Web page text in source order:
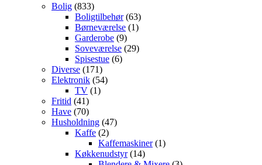
Bolig (833)
Boligtilbehør(63)
Børneværelse (1)
Garderobe (9)
Soveværelse (29)
Spisestue (6)
Diverse (171)
Elektronik (54)
TV (1)
Fritid (41)
Have (70)
Husholdning (47)
Kaffe (2)
Kaffemaskiner(1)
Køkkenudstyr(14)